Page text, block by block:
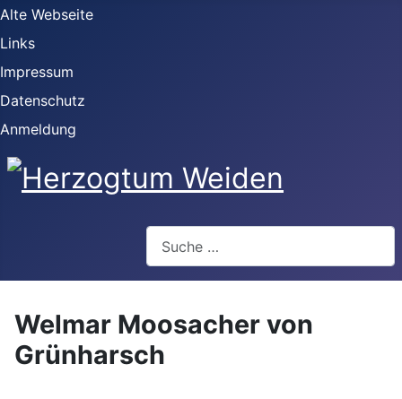
Alte Webseite
Links
Impressum
Datenschutz
Anmeldung
Welmar Moosacher von
Grünharsch